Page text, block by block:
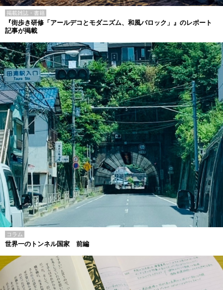
掲載雑誌・書籍
『街歩き研修「アールデコとモダニズム、和風バロック」』のレポート
記事が掲載
コラム
世界一のトンネル国家 前編